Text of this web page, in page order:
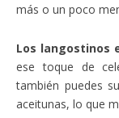
más o un poco
Los langostinos
ese toque de
también puedes
aceitunas, lo que